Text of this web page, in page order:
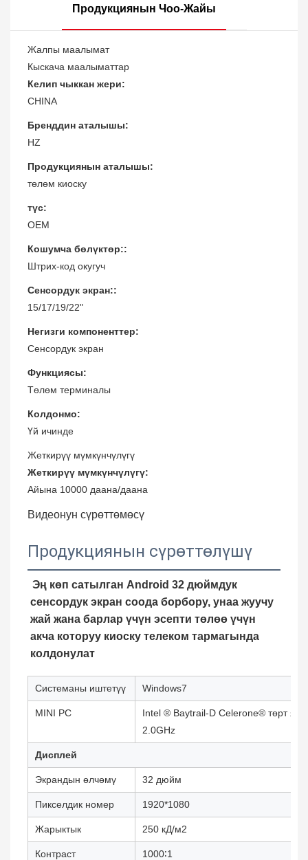
Продукциянын Чоо-Жайы
Жалпы маалымат
Кыскача маалыматтар
Келип чыккан жери:
CHINA
Бренддин аталышы:
HZ
Продукциянын аталышы:
төлөм киоску
түс:
OEM
Кошумча бөлүктөр::
Штрих-код окугуч
Сенсордук экран::
15/17/19/22"
Негизги компоненттер:
Сенсордук экран
Функциясы:
Төлөм терминалы
Колдонмо:
Үй ичинде
Жеткирүү мүмкүнчүлүгү
Жеткирүү мүмкүнчүлүгү:
Айына 10000 даана/даана
Видеонун сүрөттөмөсү
Продукциянын сүрөттөлүшү
Эң көп сатылган Android 32 дюймдук
сенсордук экран соода борбору, унаа жуучу
жай жана барлар үчүн эсепти төлөө үчүн
акча которуу киоску телеком тармагында
колдонулат
Системаны иштетүү Windows7
MINI PC
Intel ® Baytrail-D Celerone® төрт
2.0GHz
Дисплей
Экрандын өлчөмү 32 дюйм
Пикселдик номер 1920*1080
Жарыктык 250 кД/м2
Контраст 1000∶1